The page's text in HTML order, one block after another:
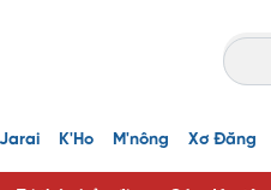
Jarai K'Ho M'nông Xơ Đăng